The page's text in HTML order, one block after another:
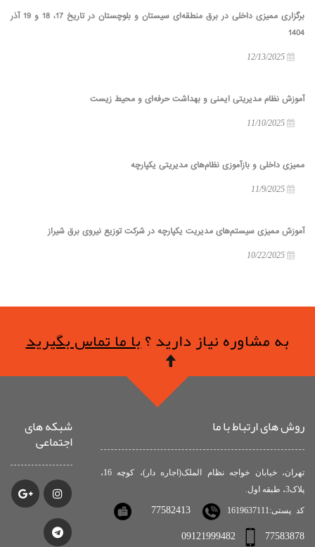
برگزاری ممیزی داخلی در برق منطقه‌ای سیستان و بلوچستان در تاریخ 17، 18 و 19 آذر
1404
آموزش نظام مدیریتی ایمنی و بهداشت حرفه‌ای و محیط زیست
ممیزی داخلی و بازآموزی نظام‌های مدیریتی یکپارچه
آموزش ممیزی سیستم‌های مدیریت یکپارچه در شرکت توزیع نیروی برق شیراز
به مشاوره نیاز دارید ؟با ما تماس بگیرید
روش های ارتباط با ما
تهران، خیابان خواجه نظام الملک(اجاره دار)، کوچه 16،
پلاک3، طبقه اول.
کد پستی:1619637111 77582413
77583878
09121999482
شبکه های
اجتماعی